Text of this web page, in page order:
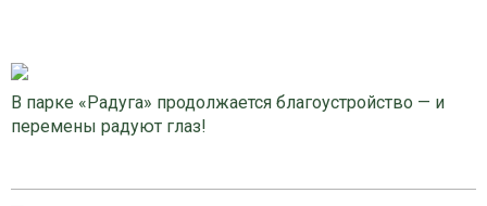
В парке «Радуга» продолжается благоустройство — и
перемены радуют глаз!